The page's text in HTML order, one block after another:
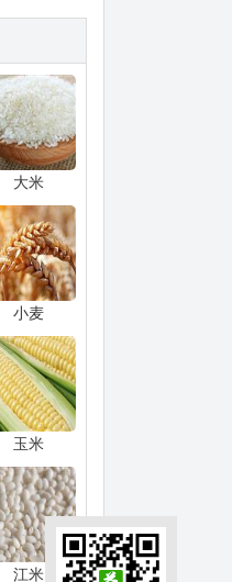
大米
小麦
玉米
江米